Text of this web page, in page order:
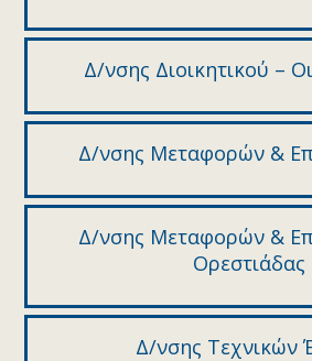
Δ/νσης Διοικητικού –
Δ/νσης Μεταφορών &
Δ/νσης Μεταφορών &
Ορεστιάδας
Δ/νσης Τεχνικών